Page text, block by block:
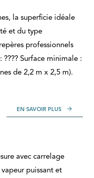
la superficie idéale
et du type
professionnels
???? Surface minimale :
de 2,2 m x 2,5 m).
EN SAVOIR PLUS
avec carrelage
puissant et